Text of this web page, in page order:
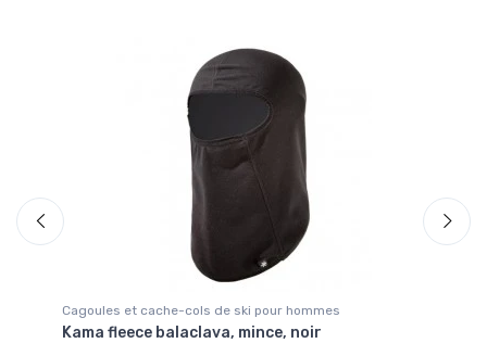
Cagoules et cache-cols de ski pour hommes
Kama fleece balaclava, mince, noir